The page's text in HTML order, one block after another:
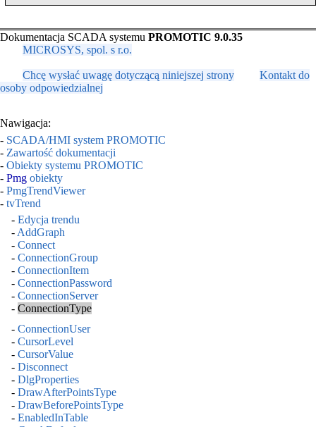
Dokumentacja SCADA systemu PROMOTIC 9.0.35
MICROSYS, spol. s r.o.
Chcę wysłać uwagę dotyczącą niniejszej strony
Kontakt do
osoby odpowiedzialnej
Nawigacja:
- SCADA/HMI system PROMOTIC
- Zawartość dokumentacji
- Obiekty systemu PROMOTIC
- Pmg obiekty
- PmgTrendViewer
- tvTrend
- Edycja trendu
- AddGraph
- Connect
- ConnectionGroup
- ConnectionItem
- ConnectionPassword
- ConnectionServer
- ConnectionType
- ConnectionUser
- CursorLevel
- CursorValue
- Disconnect
- DlgProperties
- DrawAfterPointsType
- DrawBeforePointsType
- EnabledInTable